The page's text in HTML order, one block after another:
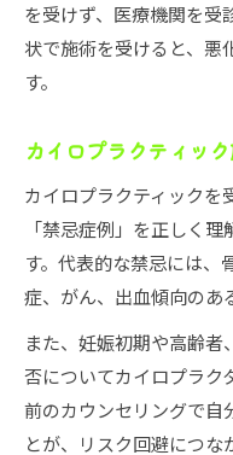
を受けず、医療機関を受
状で施術を受けると、悪
す。
カイロプラクティッ
カイロプラクティックを
「禁忌症例」を正しく
す。代表的な禁忌には、
症、がん、出血傾向のあ
また、妊娠初期や高齢
否についてカイロプラク
前のカウンセリングで自
とが、リスク回避につな